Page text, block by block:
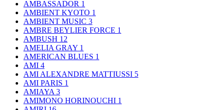
AMBASSADOR 1
AMBIENT KYOTO 1
AMBIENT MUSIC 3
AMBRE BEYLIER FORCE 1
AMBUSH 12
AMELIA GRAY 1
AMERICAN BLUES 1
AMI 4
AMI ALEXANDRE MATTIUSSI 5
AMI PARIS 1
AMIAYA3
AMIMONO HORINOUCHI 1